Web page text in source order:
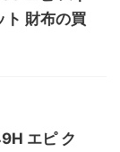
ト 財布の買
エピ ク